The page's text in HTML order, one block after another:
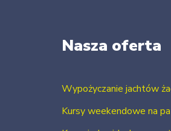
Nasza oferta
Wypożyczanie jachtów
Kursy weekendowe na